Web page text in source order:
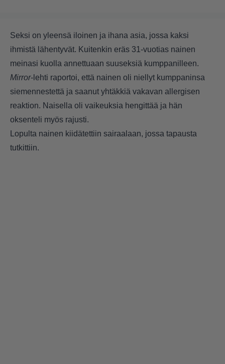
Seksi on yleensä iloinen ja ihana asia, jossa kaksi
ihmistä lähentyvät. Kuitenkin eräs 31-vuotias nainen
meinasi kuolla annettuaan suuseksiä kumppanilleen.
Mirror-lehti raportoi, että nainen oli niellyt kumppaninsa
siemennestettä ja saanut yhtäkkiä vakavan allergisen
reaktion. Naisella oli vaikeuksia hengittää ja hän
oksenteli myös rajusti.
Lopulta nainen kiidätettiin sairaalaan, jossa tapausta
tutkittiin.